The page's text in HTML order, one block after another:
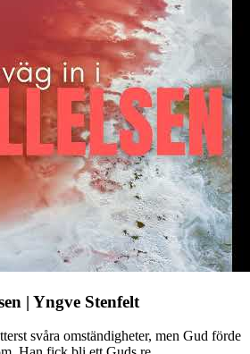
| Yngve Stenfelt
svåra omständigheter, men Gud förde